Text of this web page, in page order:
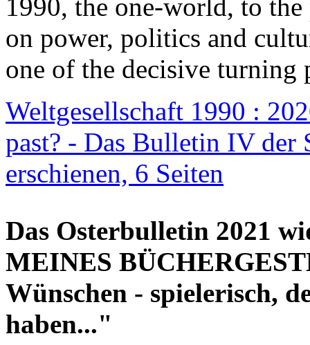
1990, the one-world, to the
on power, politics and
one of the decisive turning
Weltgesellschaft 1990 :
past? - Das Bulletin IV der
erschienen, 6 Seiten
Das Osterbulletin 2021
MEINES
Wünschen - spielerisch,
haben..."